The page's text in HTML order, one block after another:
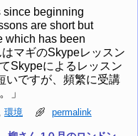
since beginning
are short but
which has been
マギのSkypeレッスン
Skypeによるレッスン
いですが、頻繁に受講
」
, 環境 permalink